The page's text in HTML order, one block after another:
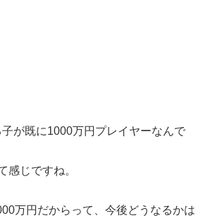
が既に1000万円プレイヤーなんで
感じですね。
万円だからって、今後どうなるかは